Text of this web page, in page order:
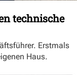
technische
Erstmals
Haus.